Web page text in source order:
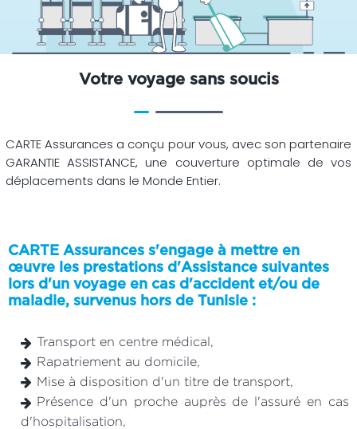
Votre voyage sans soucis
CARTE Assurances a conçu pour vous, avec son partenaire
GARANTIE ASSISTANCE, une couverture optimale de vos
déplacements dans le Monde Entier.
CARTE Assurances s'engage à mettre en
œuvre les prestations d'Assistance suivantes
lors d'un voyage en cas d'accident et/ou de
maladie, survenus hors de Tunisie :
Transport en centre médical,
Rapatriement au domicile,
Mise à disposition d'un titre de transport,
Présence d'un proche auprès de l'assuré en cas
d'hospitalisation,